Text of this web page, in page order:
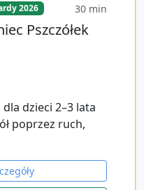
2026 30 min
Pszczółek
dzieci 2–3 lata
poprzez ruch,